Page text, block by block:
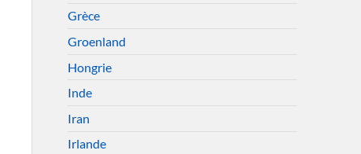
Grèce
Groenland
Hongrie
Inde
Iran
Irlande